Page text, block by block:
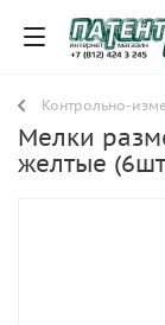
Контрольно-
Мелки
желтые